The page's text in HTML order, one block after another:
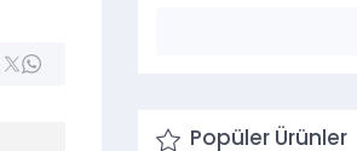
Popüler Ürünler